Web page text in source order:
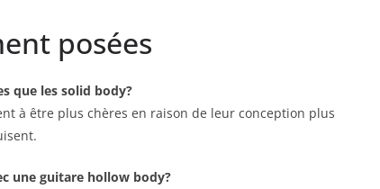
posées
que les ⁣solid body?
⁢à être plus chères en raison de leur​ conception plus
une guitare hollow ⁢body?